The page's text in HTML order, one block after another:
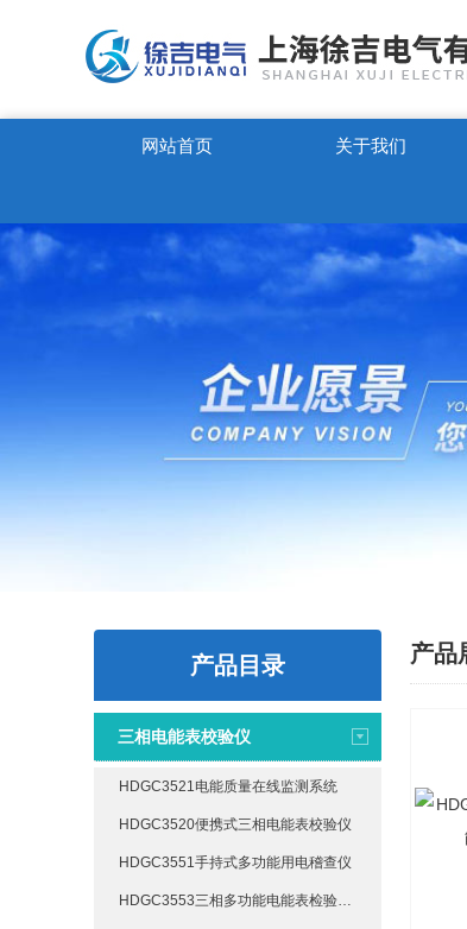
网站首页 关于我们
产品目录
三相电能表校验仪
HDGC3521电能质量在线监测系统
HDGC3520便携式三相电能表校验仪
HDGC3551手持式多功能用电稽查仪
HDGC3553三相多功能电能表检验装置
产品